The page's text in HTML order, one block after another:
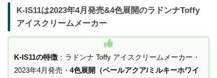
K-IS11は2023年4月発売&4色展開のラドンナToffy
アイスクリームメーカー
K-IS11の特徴 ：ラドンナ Toffy アイスクリームメーカー・
2023年4月発売・ 4色展開（ペールアクア/ミルキーホワイ